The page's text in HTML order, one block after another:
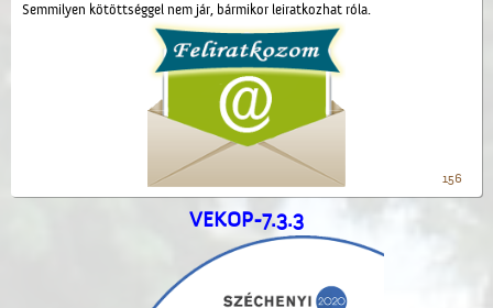
Semmilyen kötöttséggel nem jár, bármikor leiratkozhat róla.
156
VEKOP-7.3.3